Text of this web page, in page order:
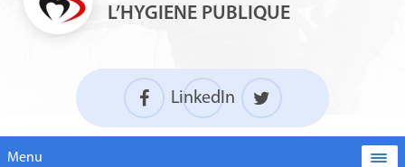
L’HYGIENE PUBLIQUE
LinkedIn
Menu